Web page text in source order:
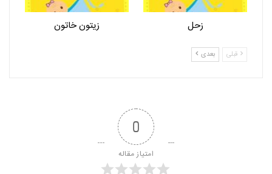
زحل زیتون خاتون
قبلی بعدی
0
امتیاز مقاله